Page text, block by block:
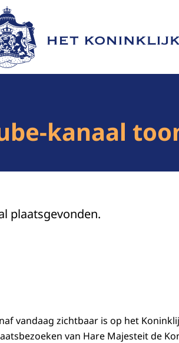
de homepage van Het Koninklijk Huis
kanaal
plaatsgevonden.
vandaag zichtbaar is op het
van Hare Majesteit de